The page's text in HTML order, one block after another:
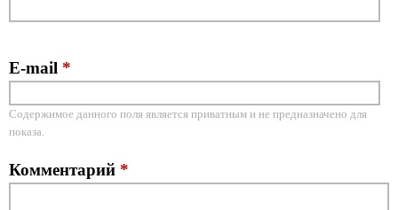
E-mail *
Содержимое данного поля является приватным и не предназначено для
показа.
Комментарий *